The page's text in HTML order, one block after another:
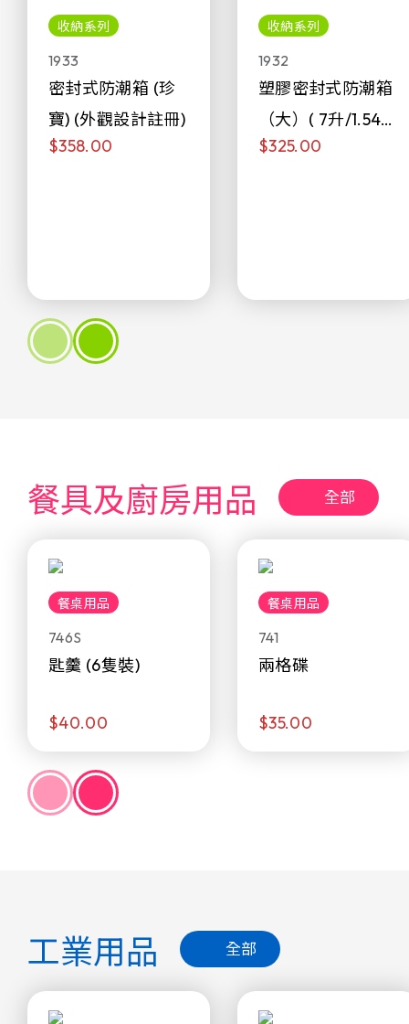
收納系列
1933
密封式防潮箱 (珍
寶) (外觀設計註冊)
$358.00
收納系列
1932
塑膠密封式防潮箱
（大）( 7升/1.54加
侖)
$325.00
餐具及廚房用品 全部
餐桌用品
746S
匙羹 (6隻裝)
$40.00
餐桌用品
741
兩格碟
$35.00
工業用品 全部